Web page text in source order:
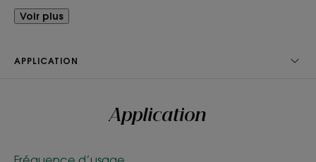
protègent l’épiderme du dessèchement. La crème
au Calendula certifiée BIO est parfaitement
Nourrie et délicatement parfumée, la peau de
En pénétrant, la Crème hydratante certifiée BIO au
Voir plus
APPLICATION
Application